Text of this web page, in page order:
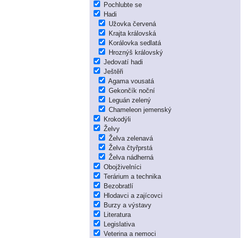
Pochlubte se
Hadi
Užovka červená
Krajta královská
Korálovka sedlatá
Hroznýš královský
Jedovatí hadi
Ještěři
Agama vousatá
Gekončík noční
Leguán zelený
Chameleon jemenský
Krokodýli
Želvy
Želva zelenavá
Želva čtyřprstá
Želva nádherná
Obojživelníci
Terárium a technika
Bezobratlí
Hlodavci a zajícovci
Burzy a výstavy
Literatura
Legislativa
Veterina a nemoci